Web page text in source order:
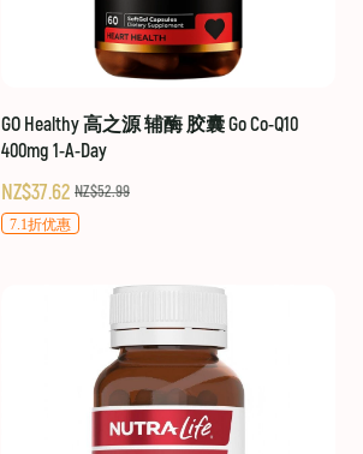
GO Healthy 高之源 辅酶 胶囊 Go Co-Q10
400mg 1-A-Day
NZ$37.62 NZ$52.99
7.1折优惠